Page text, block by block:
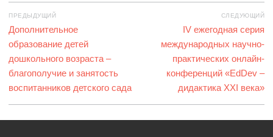
Навигация
по
записям
ПРЕДЫДУЩИЙ
Предыдущая
запись:
Дополнительное
образование детей
дошкольного возраста –
благополучие и занятость
воспитанников детского сада
СЛЕДУЮЩИЙ
Следующая
запись:
IV ежегодная серия
международных научно-
практических онлайн-
конференций «EdDev –
дидактика XXI века»